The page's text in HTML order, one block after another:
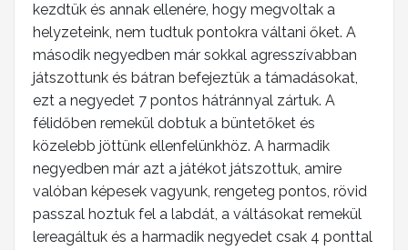
kezdtük és annak ellenére, hogy megvoltak a
helyzeteink, nem tudtuk pontokra váltani őket. A
második negyedben már sokkal agresszívabban
játszottunk és bátran befejeztük a támadásokat,
ezt a negyedet 7 pontos hátránnyal zártuk. A
félidőben remekül dobtuk a büntetőket és
közelebb jöttünk ellenfelünkhöz. A harmadik
negyedben már azt a játékot játszottuk, amire
valóban képesek vagyunk, rengeteg pontos, rövid
passzal hoztuk fel a labdát, a váltásokat remekül
lereagáltuk és a harmadik negyedet csak 4 ponttal